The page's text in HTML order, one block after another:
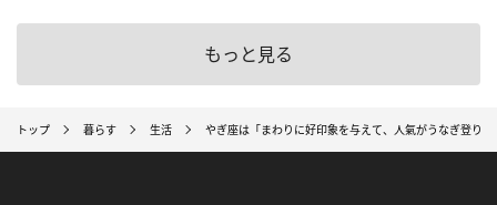
もっと見る
トップ 暮らす 生活 やぎ座は「まわりに好印象を与えて、人氣がうなぎ登り